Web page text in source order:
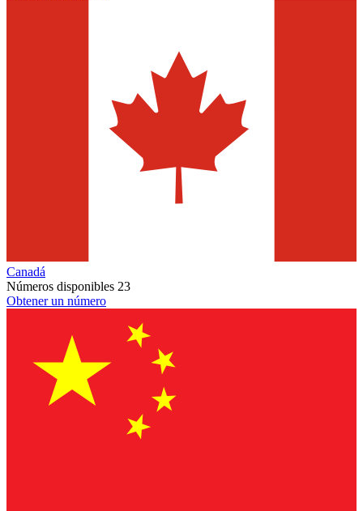
Canadá
Números disponibles 23
Obtener un número